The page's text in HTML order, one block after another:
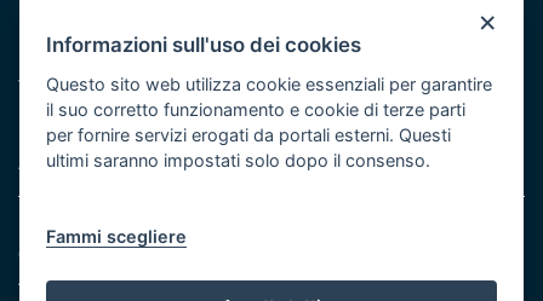
Protezione civile
Vai al sito di Protezione Civile Puglia
Iniziativa finanziata con risorse del POR Puglia 2014/2020 -
Asse XI
Note legali
Cookie e privacy
Amministrazione trasparente
×
Informazioni sull'uso dei cookies
Questo sito web utilizza cookie essenziali per garantire
il suo corretto funzionamento e cookie di terze parti
per fornire servizi erogati da portali esterni. Questi
ultimi saranno impostati solo dopo il consenso.
Fammi scegliere